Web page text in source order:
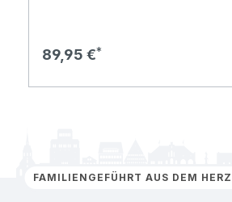
Regulärer Preis:
89,95 €
FAMILIENGEFÜHRT AUS DEM